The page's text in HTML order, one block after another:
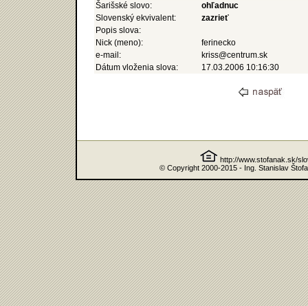
Šarišské slovo:
ohľadnuc
Slovenský ekvivalent:
zazrieť
Popis slova:
Nick (meno):
ferinecko
e-mail:
kriss@centrum.sk
Dátum vloženia slova:
17.03.2006 10:16:30
http://www.stofanak.sk/
© Copyright 2000-2015 - Ing. Stanislav